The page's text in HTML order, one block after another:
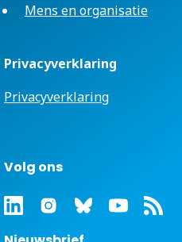
Mens en organisatie
Privacyverklaring
Privacyverklaring
Volg ons